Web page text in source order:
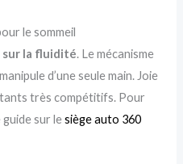
le sommeil
sur la fluidité. Le mécanisme
d’une seule main. Joie
très compétitifs. Pour
guide sur lesiège auto 360